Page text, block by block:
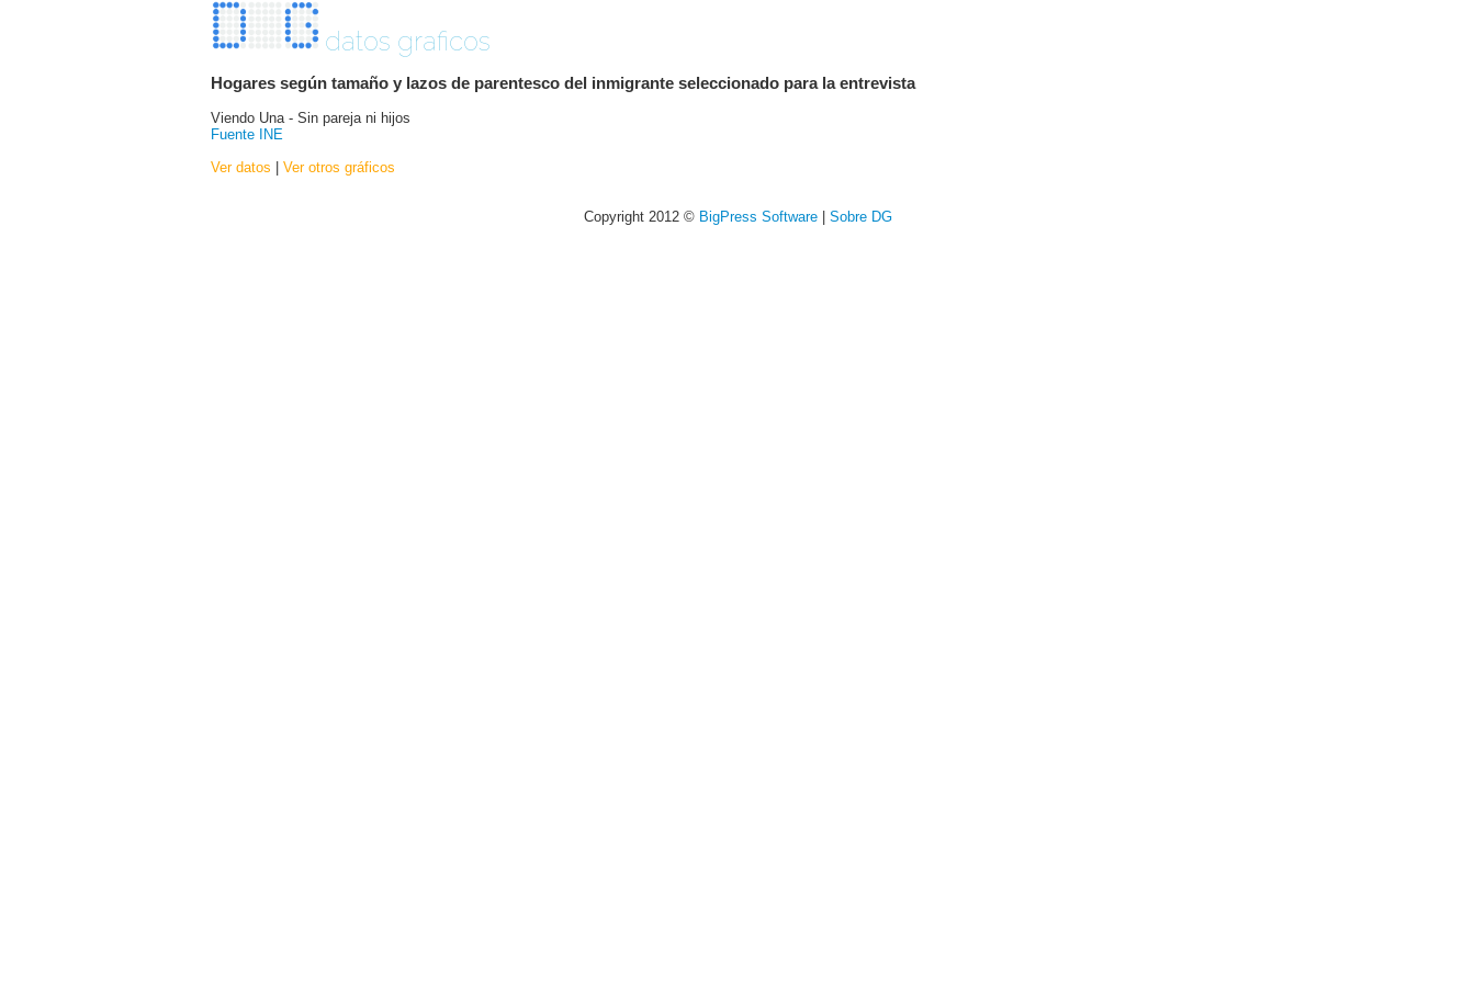
datos graficos
Hogares según tamaño y lazos de parentesco del inmigrante seleccionado para la entrevista
Viendo Una - Sin pareja ni hijos
Fuente INE
Ver datos | Ver otros gráficos
Copyright 2012 © BigPress Software| Sobre DG